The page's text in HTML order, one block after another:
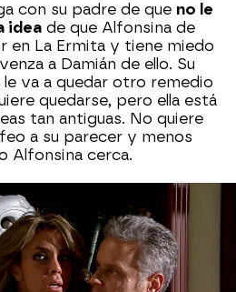
con su padre de que no le
idea de que Alfonsina de
en La Ermita y tiene miedo
a Damián de ello. Su
va a quedar otro remedio
quedarse, pero ella está
tan antiguas. No quiere
a su parecer y menos
Alfonsina cerca.
de cerrar su relación
se ha enamorado y ella
si haría cualquier
que le pide es ¡falsificar
de paternidad de